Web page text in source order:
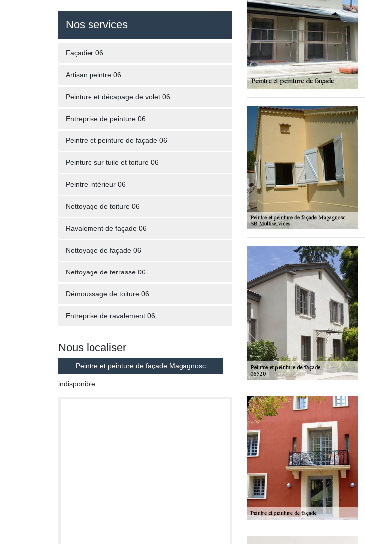
Nos services
Façadier 06
Artisan peintre 06
Peinture et décapage de volet 06
Entreprise de peinture 06
Peintre et peinture de façade 06
Peinture sur tuile et toiture 06
Peintre intérieur 06
Nettoyage de toiture 06
Ravalement de façade 06
Nettoyage de façade 06
Nettoyage de terrasse 06
Démoussage de toiture 06
Entreprise de ravalement 06
Nous localiser
Peintre et peinture de façade Magagnosc
indisponible